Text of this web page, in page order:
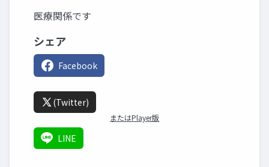
医療関係です
シェア
Facebook
(Twitter)
またはPlayer版
LINE